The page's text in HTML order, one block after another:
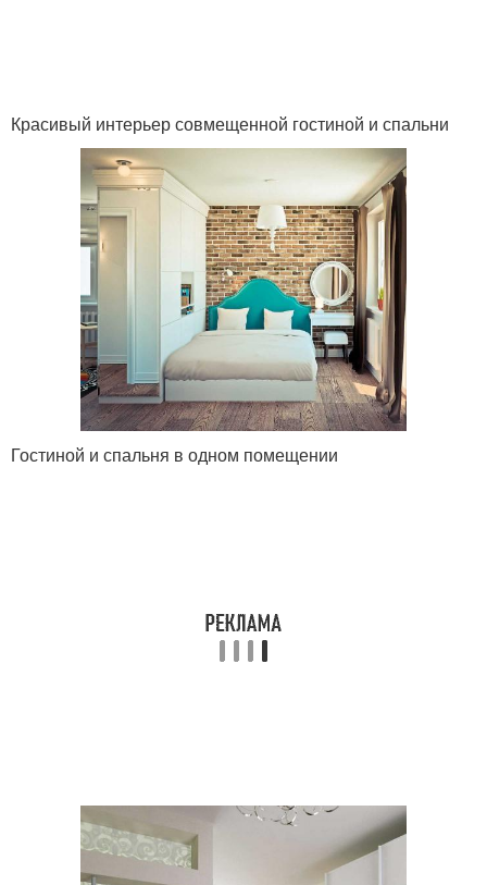
Красивый интерьер совмещенной гостиной и спальни
Гостиной и спальня в одном помещении